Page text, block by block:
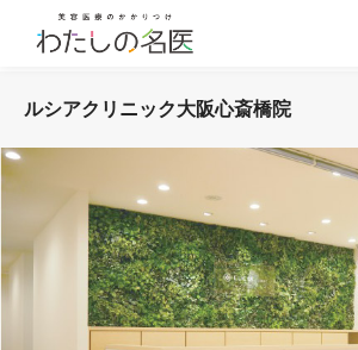
ルシアクリニック大阪心斎橋院